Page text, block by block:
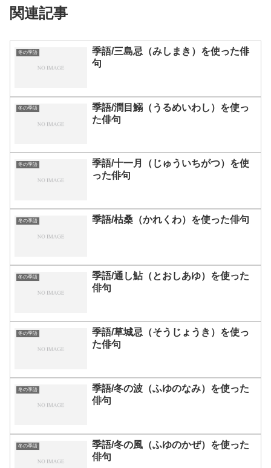
関連記事
冬の季語
季語/三島忌（みしまき）を使った俳
句
冬の季語
季語/潤目鰯（うるめいわし）を使っ
た俳句
冬の季語
季語/十一月（じゅういちがつ）を使
った俳句
冬の季語 季語/枯桑（かれくわ）を使った俳句
冬の季語
季語/通し鮎（とおしあゆ）を使った
俳句
冬の季語
季語/草城忌（そうじょうき）を使っ
た俳句
冬の季語
季語/冬の波（ふゆのなみ）を使った
俳句
冬の季語
季語/冬の風（ふゆのかぜ）を使った
俳句